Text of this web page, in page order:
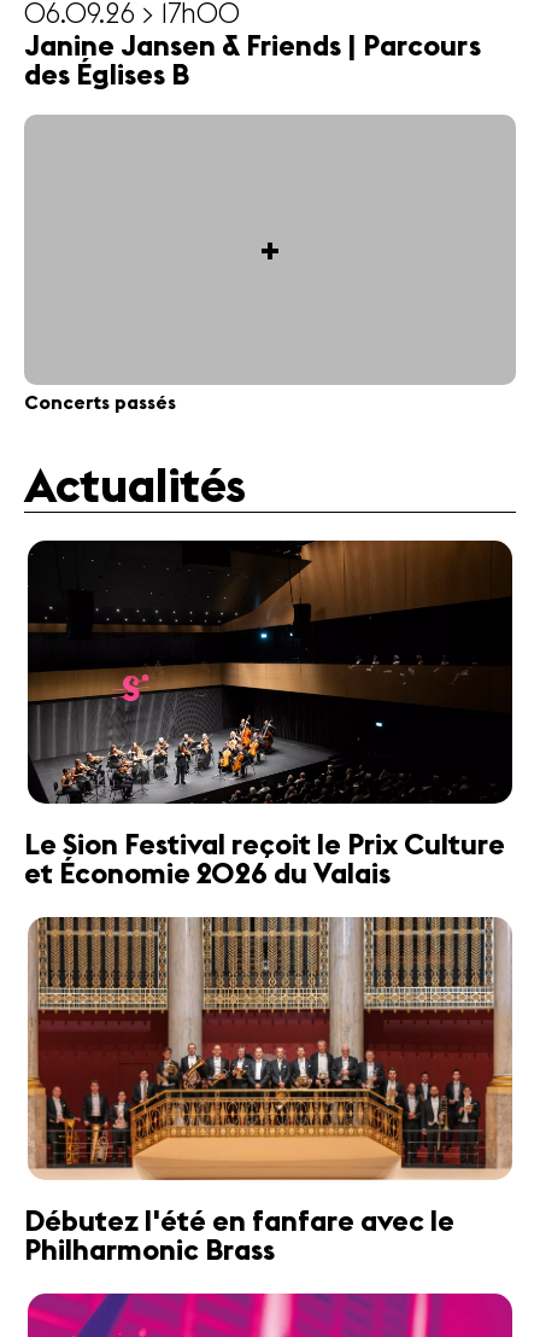
06.09.26 > 17h00
Janine Jansen & Friends | Parcours
des Églises B
+
Concerts passés
Actualités
Le Sion Festival reçoit le Prix Culture
et Économie 2026 du Valais
Débutez l'été en fanfare avec le
Philharmonic Brass